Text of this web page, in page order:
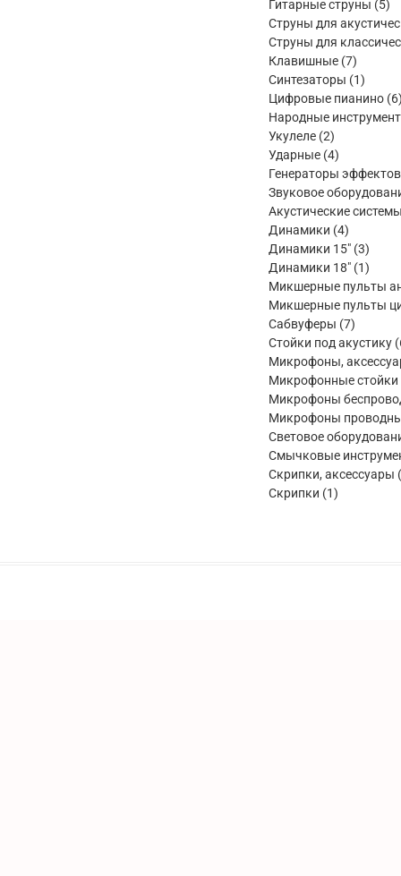
товара
Гитарные струны 55
Струны для
Струны для
Клавишные 77
товаров
Синтезаторы 11
товар
Цифровые пианино 6
Народные
Укулеле 22
товара
Ударные 44
товара
Генераторы эффектов
Звуковое
Акустические
Динамики 44
товара
Динамики 15" 33
Динамики 18" 11
товар
Микшерные пульты
Микшерные пульты
Сабвуферы 77
товаров
Стойки под акустику
Микрофоны,
Микрофонные стойки
Микрофоны
Микрофоны
Световое
Смычковые
Скрипки, аксессуары
Скрипки
11